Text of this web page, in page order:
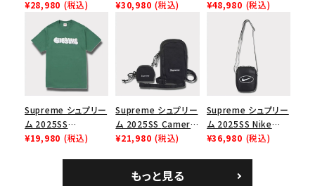
Force 1 Low シュプ
リーム ナイキエアフォ
ース１スニーカー シ
ューズ ホワイト
¥28,980 (税込)
Angeles Fire Relief
スロゴTシャツ ホワ
¥30,980 (税込)
Backpack バックパッ
ク ブラック 黒
¥48,980 (税込)
Supreme シュプリー
ム 2025SS
Homerun Tee ホー
¥19,980 (税込)
Supreme シュプリー
ム 2025SS Camera
Bag + Mini Pouch
¥21,980 (税込)
Supreme シュプリー
ム 2025SS Nike
Leather Shoulder
¥36,980 (税込)
もっと見る